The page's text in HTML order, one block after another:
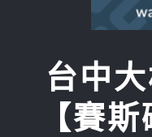
台中
【賽